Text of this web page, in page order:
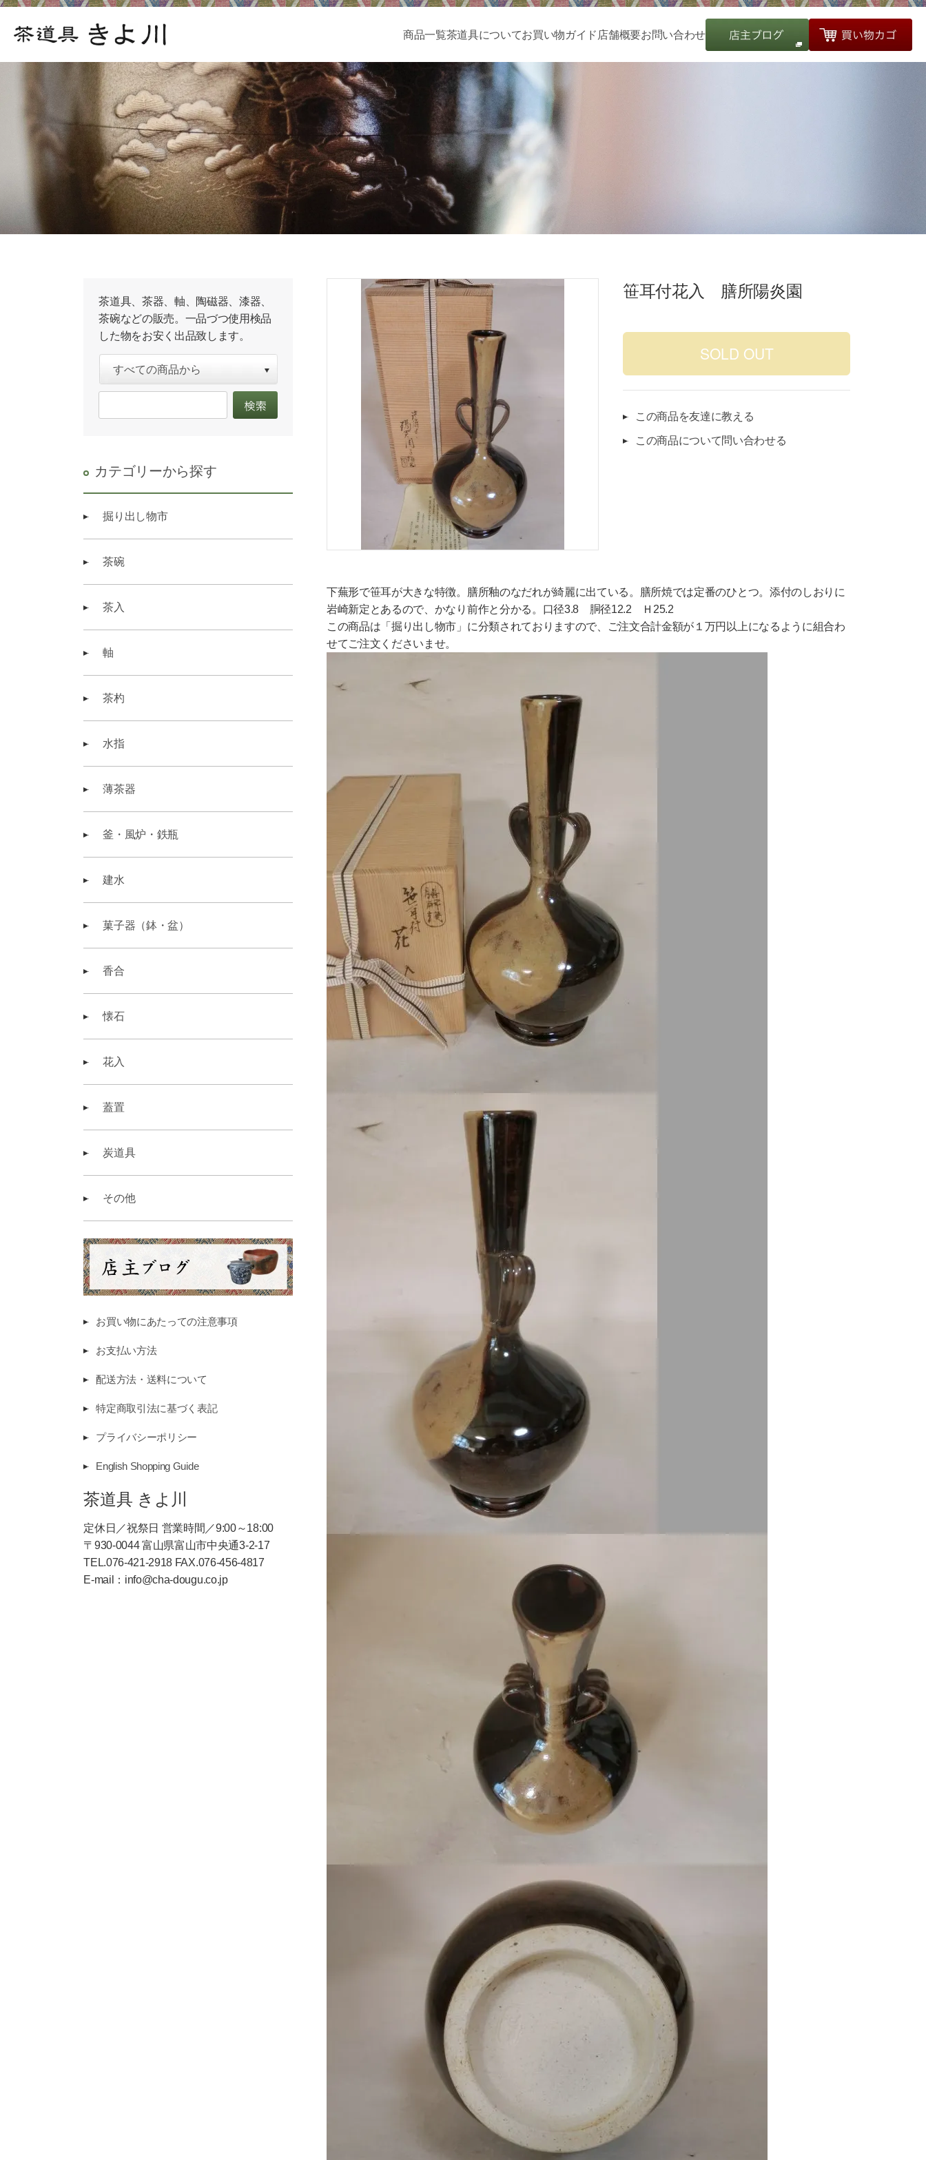
商品一覧茶道具についてお買い物ガイド 店舗概要お問い合わせ
笹耳付花入 膳所陽炎園
この商品を友達に教える
この商品について問い合わせる
下蕪形で笹耳が大きな特徴。膳所釉のなだれが綺麗に出ている。膳所焼では定番のひとつ。添付のしおりに
岩崎新定とあるので、かなり前作と分かる。口径3.8 胴径12.2 Ｈ25.2
この商品は「掘り出し物市」に分類されておりますので、ご注文合計金額が１万円以上になるように組合わ
せてご注文くださいませ。
茶道具、茶器、軸、陶磁器、漆器、
茶碗などの販売。一品づつ使用検品
した物をお安く出品致します。
カテゴリーから探す
掘り出し物市
茶碗
茶入
軸
茶杓
水指
薄茶器
釜・風炉・鉄瓶
建水
菓子器（鉢・盆）
香合
懐石
花入
蓋置
炭道具
その他
お買い物にあたっての注意事項
お支払い方法
配送方法・送料について
特定商取引法に基づく表記
プライバシーポリシー
English Shopping Guide
茶道具 きよ川
定休日／祝祭日 営業時間／9:00～18:00
〒930-0044 富山県富山市中央通3-2-17
TEL.076-421-2918 FAX.076-456-4817
E-mail：info@cha-dougu.co.jp